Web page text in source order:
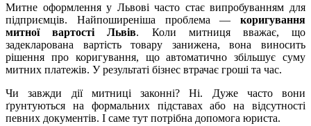
Митне оформлення у Львові часто стає випробуванням для
підприємців. Найпоширеніша проблема — коригування
митної вартості Львів. Коли митниця вважає, що
задекларована вартість товару занижена, вона виносить
рішення про коригування, що автоматично збільшує суму
митних платежів. У результаті бізнес втрачає гроші та час.
Чи завжди дії митниці законні? Ні. Дуже часто вони
ґрунтуються на формальних підставах або на відсутності
певних документів. І саме тут потрібна допомога юриста.